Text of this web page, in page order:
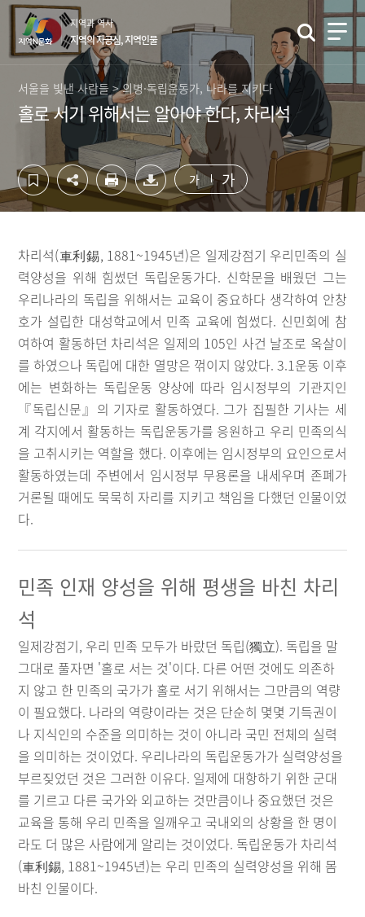
컨하
지역과 역사
지역의 자긍심, 지역인물
서울을 빛낸 사람들 > 의병·독립운동가, 나라를 지키다
홀로 서기 위해서는 알아야 한다, 차리석
가 가
차리석(車利錫, 1881~1945년)은 일제강점기 우리민족의 실
력양성을 위해 힘썼던 독립운동가다. 신학문을 배웠던 그는
우리나라의 독립을 위해서는 교육이 중요하다 생각하여 안창
호가 설립한 대성학교에서 민족 교육에 힘썼다. 신민회에 참
여하여 활동하던 차리석은 일제의 105인 사건 날조로 옥살이
를 하였으나 독립에 대한 열망은 꺾이지 않았다. 3.1운동 이후
에는 변화하는 독립운동 양상에 따라 임시정부의 기관지인
『독립신문』의 기자로 활동하였다. 그가 집필한 기사는 세
계 각지에서 활동하는 독립운동가를 응원하고 우리 민족의식
을 고취시키는 역할을 했다. 이후에는 임시정부의 요인으로서
활동하였는데 주변에서 임시정부 무용론을 내세우며 존폐가
거론될 때에도 묵묵히 자리를 지키고 책임을 다했던 인물이었
다.
민족 인재 양성을 위해 평생을 바친 차리
석
일제강점기, 우리 민족 모두가 바랐던 독립(獨立). 독립을 말
그대로 풀자면 '홀로 서는 것'이다. 다른 어떤 것에도 의존하
지 않고 한 민족의 국가가 홀로 서기 위해서는 그만큼의 역량
이 필요했다. 나라의 역량이라는 것은 단순히 몇몇 기득권이
나 지식인의 수준을 의미하는 것이 아니라 국민 전체의 실력
을 의미하는 것이었다. 우리나라의 독립운동가가 실력양성을
부르짖었던 것은 그러한 이유다. 일제에 대항하기 위한 군대
를 기르고 다른 국가와 외교하는 것만큼이나 중요했던 것은
교육을 통해 우리 민족을 일깨우고 국내외의 상황을 한 명이
라도 더 많은 사람에게 알리는 것이었다. 독립운동가 차리석
(車利錫, 1881~1945년)는 우리 민족의 실력양성을 위해 몸
바친 인물이다.